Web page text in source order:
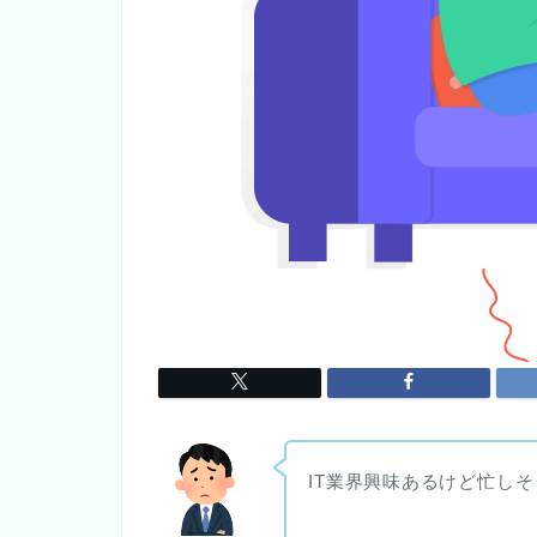
IT業界興味あるけど忙し